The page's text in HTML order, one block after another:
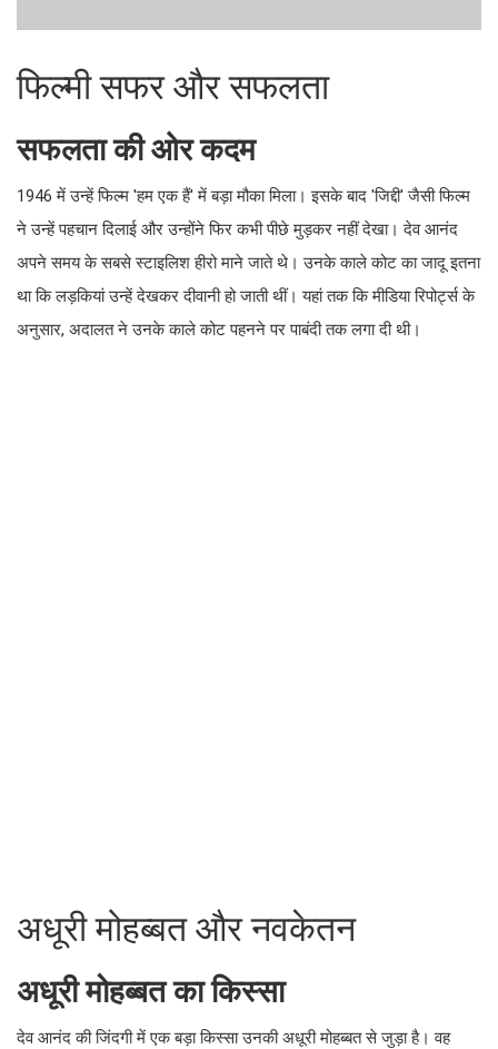
फिल्मी सफर और सफलता
सफलता की ओर कदम
1946 में उन्हें फिल्म 'हम एक हैं' में बड़ा मौका मिला। इसके बाद 'जिद्दी' जैसी फिल्म
ने उन्हें पहचान दिलाई और उन्होंने फिर कभी पीछे मुड़कर नहीं देखा। देव आनंद
अपने समय के सबसे स्टाइलिश हीरो माने जाते थे। उनके काले कोट का जादू इतना
था कि लड़कियां उन्हें देखकर दीवानी हो जाती थीं। यहां तक कि मीडिया रिपोर्ट्स के
अनुसार, अदालत ने उनके काले कोट पहनने पर पाबंदी तक लगा दी थी।
अधूरी मोहब्बत और नवकेतन
अधूरी मोहब्बत का किस्सा
देव आनंद की जिंदगी में एक बड़ा किस्सा उनकी अधूरी मोहब्बत से जुड़ा है। वह